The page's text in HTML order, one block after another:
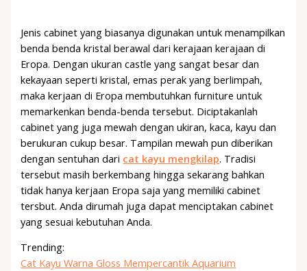
Jenis cabinet yang biasanya digunakan untuk menampilkan
benda benda kristal berawal dari kerajaan kerajaan di
Eropa. Dengan ukuran castle yang sangat besar dan
kekayaan seperti kristal, emas perak yang berlimpah,
maka kerjaan di Eropa membutuhkan furniture untuk
memarkenkan benda-benda tersebut. Diciptakanlah
cabinet yang juga mewah dengan ukiran, kaca, kayu dan
berukuran cukup besar. Tampilan mewah pun diberikan
dengan sentuhan dari cat kayu mengkilap. Tradisi
tersebut masih berkembang hingga sekarang bahkan
tidak hanya kerjaan Eropa saja yang memiliki cabinet
tersbut. Anda dirumah juga dapat menciptakan cabinet
yang sesuai kebutuhan Anda.
Trending:
Cat Kayu Warna Gloss Mempercantik Aquarium